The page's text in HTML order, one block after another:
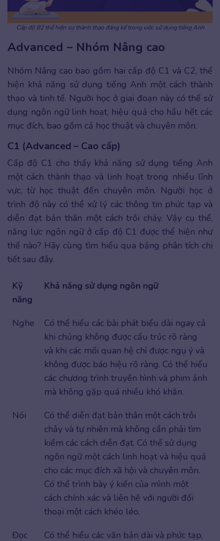
Cấp độ B2 thể hiện sự thành thạo đáng kể trong việc sử dụng tiếng Anh
Advanced – Nhóm Nâng cao
Nhóm Nâng cao bao gồm hai cấp độ C1 và C2, thể
hiện khả năng sử dụng tiếng Anh một cách thành
thạo và tinh tế. Người học ở giai đoạn này có thể sử
dụng ngôn ngữ linh hoạt, hiệu quả cho hầu hết các
mục đích, bao gồm cả học thuật và chuyên môn.
C1 (Advanced – Cao cấp)
Cấp độ C1 cho thấy khả năng sử dụng tiếng Anh
một cách thành thạo và linh hoạt trong nhiều lĩnh
vực, từ học thuật đến chuyên môn. Người học ở
trình độ này có thể xử lý các thông tin phức tạp và
diễn đạt bản thân một cách trôi chảy. Vậy cụ thể,
năng lực ngôn ngữ ở cấp độ C1 được thể hiện như
thế nào? Hãy cùng tìm hiểu qua bảng phân tích chi
tiết sau đây.
Kỹ
năng
Khả năng sử dụng ngôn ngữ
Nghe
Có thể hiểu các bài phát biểu dài ngay cả
khi chúng không được cấu trúc rõ ràng
và khi các mối quan hệ chỉ được ngụ ý và
không được báo hiệu rõ ràng. Có thể hiểu
các chương trình truyền hình và phim ảnh
mà không gặp quá nhiều khó khăn.
Nói
Có thể diễn đạt bản thân một cách trôi
chảy và tự nhiên mà không cần phải tìm
kiếm các cách diễn đạt. Có thể sử dụng
ngôn ngữ một cách linh hoạt và hiệu quả
cho các mục đích xã hội và chuyên môn.
Có thể trình bày ý kiến của mình một
cách chính xác và liên hệ với người đối
thoại một cách khéo léo.
Đọc
Có thể hiểu các văn bản dài và phức tạp,